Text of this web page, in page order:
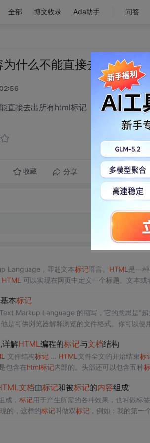
全部 博文收录 Ada助手 问答
什么不能直接去出所有
直接去出所有html标记
收藏 分享 转发到动态
Language，即超文本标记语言。 HTML 是一
HTML 可以实现在网页中定义一个标题、文本或
本标记
是英文 HyperText Markup Language 的缩写，它的意思是"
是可供浏览器解释浏览的文件格式。你可以
详解HTML编程的标记与文档结构
文件结构标记... HTML 文件全文的开始结束标
包含在html标记内部的。头部还可以包含五种
文档由标记和被标记的内容组成
成， 标记用于产生所需的各种效果，也叫做标
现的，这样的标记叫做双标记，例如：我的第一